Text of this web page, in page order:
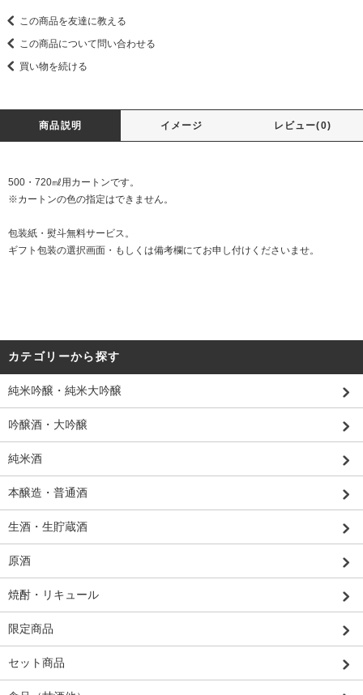
この商品を友達に教える
この商品について問い合わせる
買い物を続ける
商品説明 イメージ レビュー(0)
500・720㎖用カートンです。
※カートンの色の指定はできません。
包装紙・熨斗無料サービス。
ギフト包装の選択画面・もしくは備考欄にてお申し付けくださいませ。
カテゴリーから探す
純米吟醸・純米大吟醸
吟醸酒・大吟醸
純米酒
本醸造・普通酒
生酒・生貯蔵酒
原酒
焼酎・リキュール
限定商品
セット商品